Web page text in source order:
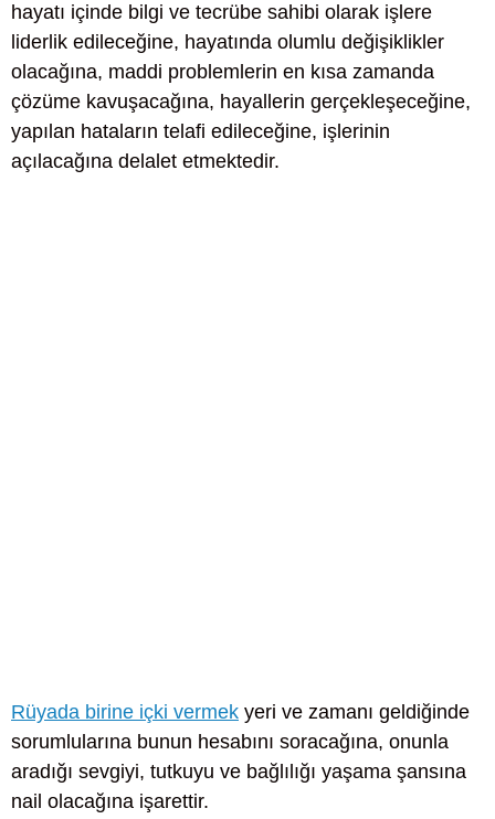
hayatı içinde bilgi ve tecrübe sahibi olarak işlere
liderlik edileceğine, hayatında olumlu değişiklikler
olacağına, maddi problemlerin en kısa zamanda
çözüme kavuşacağına, hayallerin gerçekleşeceğine,
yapılan hataların telafi edileceğine, işlerinin
açılacağına delalet etmektedir.
Rüyada birine içki vermek yeri ve zamanı geldiğinde
sorumlularına bunun hesabını soracağına, onunla
aradığı sevgiyi, tutkuyu ve bağlılığı yaşama şansına
nail olacağına işarettir.